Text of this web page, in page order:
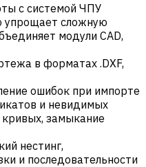
с системой ЧПУ
упрощает сложную
модули CAD,
в форматах .DXF,
ошибок при импорте
и невидимых
замыкание
нестинг,
и последовательности